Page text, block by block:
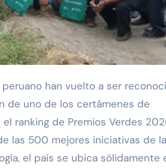
de uno de los certámenes de
ranking de Premios Verdes
las 500 mejores iniciativas de la
el país se ubica sólidamente